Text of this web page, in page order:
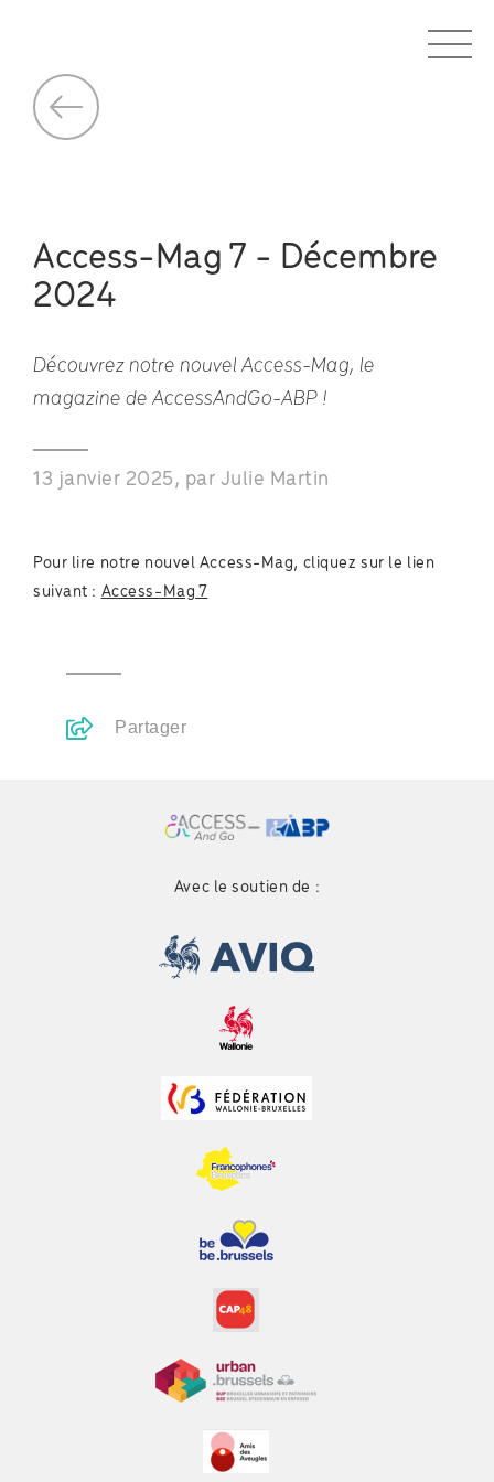
Access-Mag 7 - Décembre
2024
Découvrez notre nouvel Access-Mag, le
magazine de AccessAndGo-ABP !
13 janvier 2025, par Julie Martin
Pour lire notre nouvel Access-Mag, cliquez sur le lien
suivant : Access-Mag 7
Partager
Avec le soutien de :